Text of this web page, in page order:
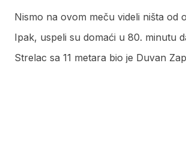
Nismo na ovom meču videli ništa od
Ipak, uspeli su domaći u 80. minutu
Strelac sa 11 metara bio je Duvan